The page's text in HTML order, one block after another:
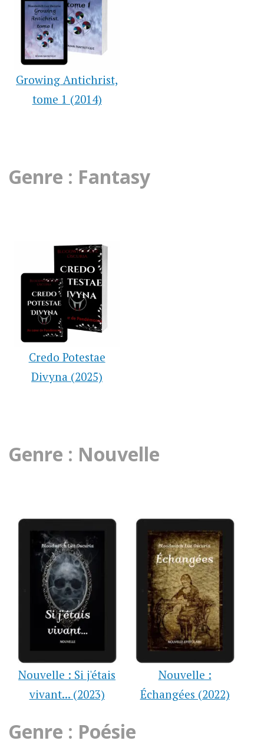
Growing Antichrist,
tome 1 (2014)
Genre : Fantasy
Credo Potestae
Divyna (2025)
Genre : Nouvelle
Nouvelle : Si j'étais
vivant... (2023)
Nouvelle :
Échangées (2022)
Genre : Poésie